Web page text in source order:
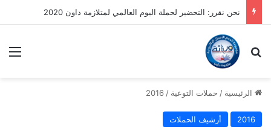
رسائل الواتس أب – متلازمة داون 2018-2019
بحث عن
الرئيسية / حملات التوعية /
2016
2016 أرشيف الحملات